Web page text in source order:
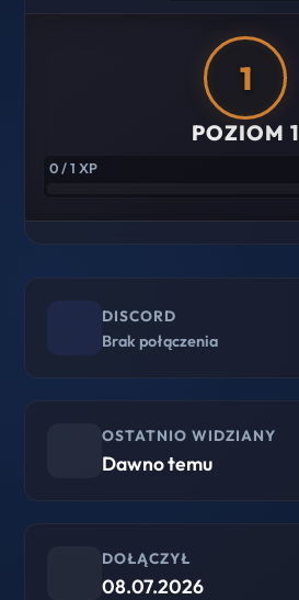
1
POZIOM 1
0 / 1 XP
DISCORD
Brak połączenia
OSTATNIO WIDZIANY
Dawno temu
DOŁĄCZYŁ
08.07.2026